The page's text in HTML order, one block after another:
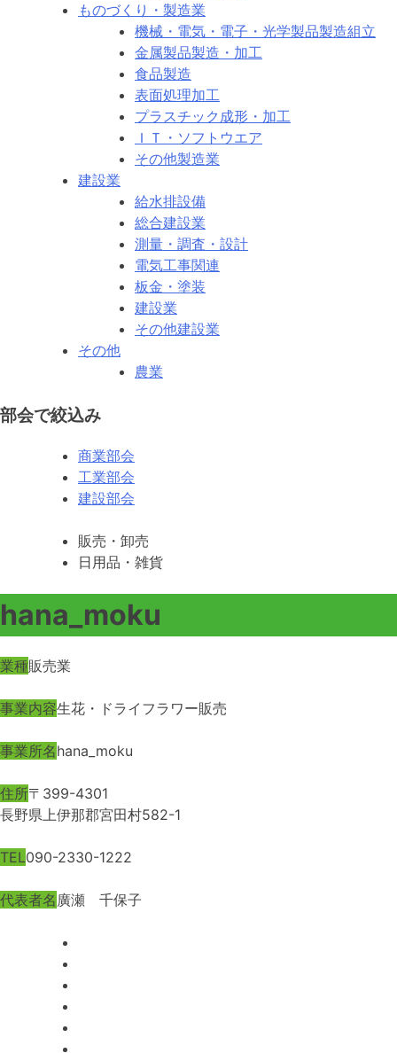
ものづくり・製造業
機械・電気・電子・光学製品製造組立
金属製品製造・加工
食品製造
表面処理加工
プラスチック成形・加工
ＩＴ・ソフトウエア
その他製造業
建設業
給水排設備
総合建設業
測量・調査・設計
電気工事関連
板金・塗装
建設業
その他建設業
その他
農業
部会で絞込み
商業部会
工業部会
建設部会
販売・卸売
日用品・雑貨
hana_moku
業種販売業
事業内容生花・ドライフラワー販売
事業所名hana_moku
住所〒399-4301
長野県上伊那郡宮田村582-1
TEL090-2330-1222
代表者名 廣瀬 千保子